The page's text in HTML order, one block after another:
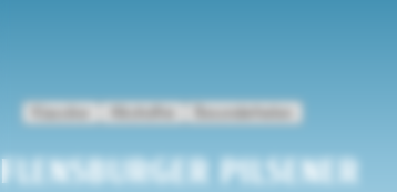
FLENSBURGER PILSENER